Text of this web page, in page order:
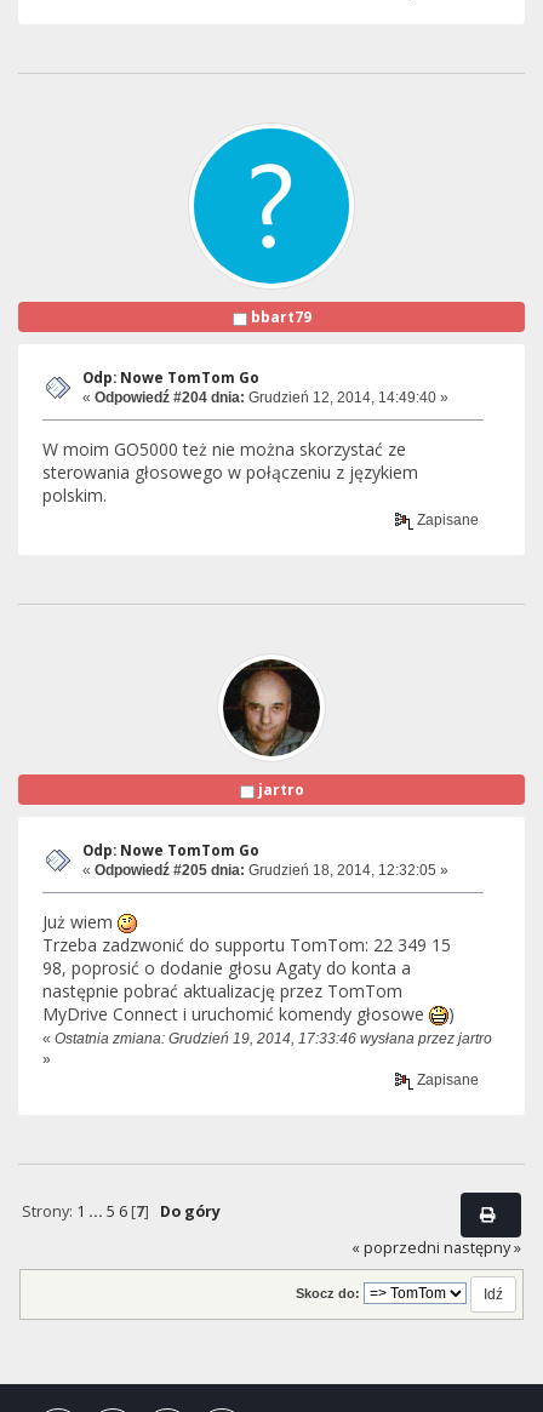
bbart79
Odp: Nowe TomTom Go
« Odpowiedź #204 dnia: Grudzień 12, 2014, 14:49:40 »
W moim GO5000 też nie można skorzystać ze
sterowania głosowego w połączeniu z językiem
polskim.
Zapisane
jartro
Odp: Nowe TomTom Go
« Odpowiedź #205 dnia: Grudzień 18, 2014, 12:32:05 »
Już wiem
Trzeba zadzwonić do supportu TomTom: 22 349 15
98, poprosić o dodanie głosu Agaty do konta a
następnie pobrać aktualizację przez TomTom
MyDrive Connect i uruchomić komendy głosowe
)
« Ostatnia zmiana: Grudzień 19, 2014, 17:33:46 wysłana przez jartro
»
Zapisane
Strony: 1 ... 5 6[7] Do góry
« poprzedni następny »
Skocz do: